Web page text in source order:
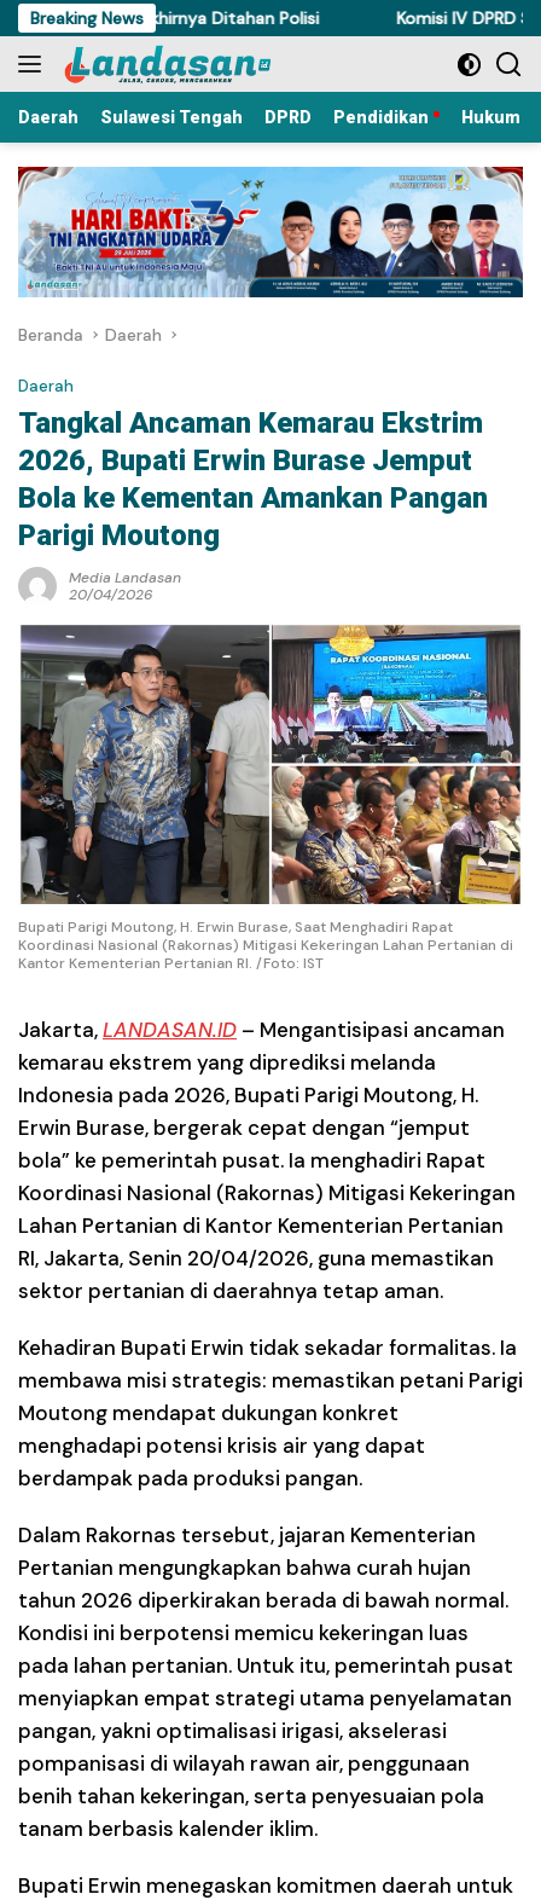
Langsung
ke
konten
Breaking News
di Torue Akhirnya Ditahan Polisi Komisi IV DPRD
Daerah Sulawesi Tengah DPRD Pendidikan Hukum
Beranda Daerah
Daerah
Tangkal Ancaman Kemarau Ekstrim
2026, Bupati Erwin Burase Jemput
Bola ke Kementan Amankan Pangan
Parigi Moutong
Media Landasan
20/04/2026
Bupati Parigi Moutong, H. Erwin Burase, Saat Menghadiri Rapat
Koordinasi Nasional (Rakornas) Mitigasi Kekeringan Lahan Pertanian di
Kantor Kementerian Pertanian RI. /Foto: IST
Jakarta,LANDASAN.ID – Mengantisipasi ancaman
kemarau ekstrem yang diprediksi melanda
Indonesia pada 2026, Bupati Parigi Moutong, H.
Erwin Burase, bergerak cepat dengan “jemput
bola” ke pemerintah pusat. Ia menghadiri Rapat
Koordinasi Nasional (Rakornas) Mitigasi Kekeringan
Lahan Pertanian di Kantor Kementerian Pertanian
RI, Jakarta, Senin 20/04/2026, guna memastikan
sektor pertanian di daerahnya tetap aman.
Kehadiran Bupati Erwin tidak sekadar formalitas. Ia
membawa misi strategis: memastikan petani Parigi
Moutong mendapat dukungan konkret
menghadapi potensi krisis air yang dapat
berdampak pada produksi pangan.
Dalam Rakornas tersebut, jajaran Kementerian
Pertanian mengungkapkan bahwa curah hujan
tahun 2026 diperkirakan berada di bawah normal.
Kondisi ini berpotensi memicu kekeringan luas
pada lahan pertanian. Untuk itu, pemerintah pusat
menyiapkan empat strategi utama penyelamatan
pangan, yakni optimalisasi irigasi, akselerasi
pompanisasi di wilayah rawan air, penggunaan
benih tahan kekeringan, serta penyesuaian pola
tanam berbasis kalender iklim.
Bupati Erwin menegaskan komitmen daerah untuk